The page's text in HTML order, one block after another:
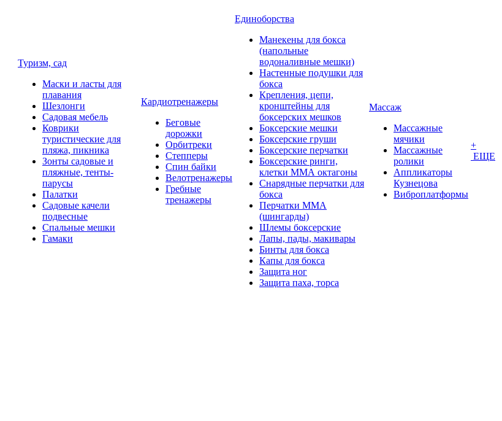
Туризм, сад
Маски и ласты для
плавания
Шезлонги
Садовая мебель
Коврики
туристические для
пляжа, пикника
Зонты садовые и
пляжные, тенты-
парусы
Палатки
Садовые качели
подвесные
Спальные мешки
Гамаки
Кардиотренажеры
Беговые
дорожки
Орбитреки
Степперы
Спин байки
Велотренажеры
Гребные
тренажеры
Единоборства
Манекены для бокса
(напольные
водоналивные мешки)
Настенные подушки для
бокса
Крепления, цепи,
кронштейны для
боксерских мешков
Боксерские мешки
Боксерские груши
Боксерские перчатки
Боксерские ринги,
клетки ММА октагоны
Снарядные перчатки для
бокса
Перчатки MMA
(шингарды)
Шлемы боксерские
Лапы, пады, макивары
Бинты для бокса
Капы для бокса
Защита ног
Защита паха, торса
Массаж
Массажные
мячики
Массажные
ролики
Аппликаторы
Кузнецова
Виброплатформы
+
ЕЩЕ